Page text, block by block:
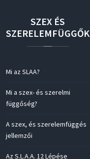
SZEX ÉS
SZERELEMFÜGGŐK
Mi az SLAA?
Mi a szex- és szerelmi
függőség?
A szex, és szerelemfüggés
jellemzői
Az S.L.A.A. 12 Lépése